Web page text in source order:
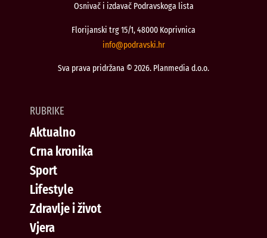
Osnivač i izdavač Podravskoga lista
Florijanski trg 15/1, 48000 Koprivnica
rh.iksvardop
@ofni
Sva prava pridržana © 2026. Planmedia d.o.o.
RUBRIKE
Aktualno
Crna kronika
Sport
Lifestyle
Zdravlje i život
Vjera